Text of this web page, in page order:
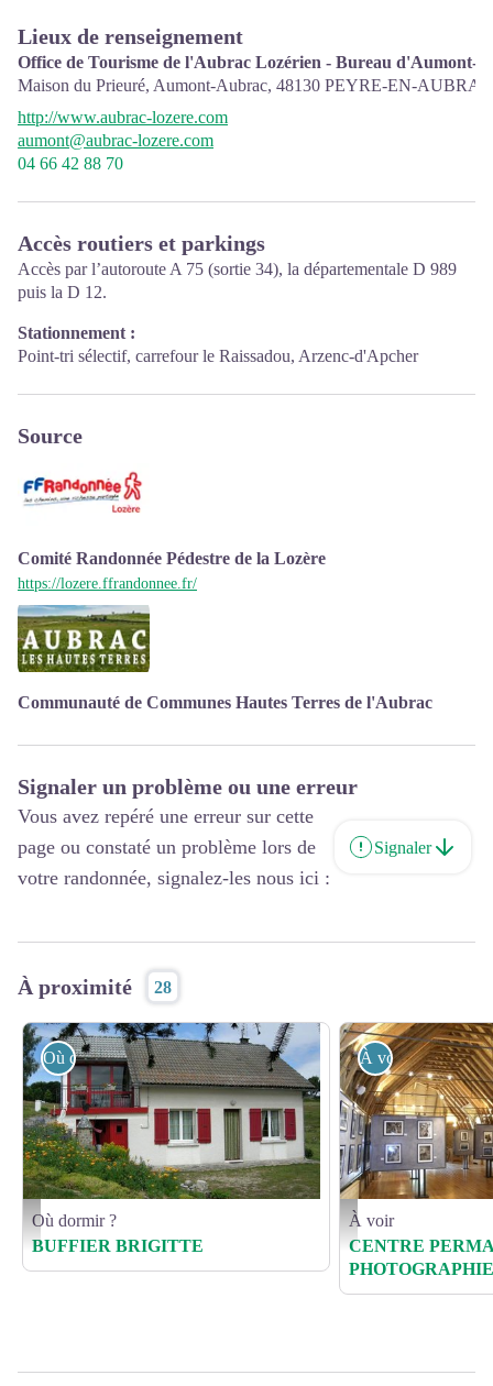
Lieux de renseignement
Office de Tourisme de l'Aubrac Lozérien - Bureau d'Aumont-
Maison du Prieuré, Aumont-Aubrac, 48130 PEYRE-EN-AUBRAC
http://www.aubrac-lozere.com
aumont@aubrac-lozere.com
04 66 42 88 70
Accès routiers et parkings
Accès par l’autoroute A 75 (sortie 34), la départementale D 989
puis la D 12.
Stationnement :
Point-tri sélectif, carrefour le Raissadou, Arzenc-d'Apcher
Source
Comité Randonnée Pédestre de la Lozère
https://lozere.ffrandonnee.fr/
Communauté de Communes Hautes Terres de l'Aubrac
Signaler un problème ou une erreur
Vous avez repéré une erreur sur cette
page ou constaté un problème lors de
votre randonnée, signalez-les nous ici :
Signaler
À proximité 28
HLOLAR0480009491_0 - Buffier
Où dormir ?
Où dormir ?
BUFFIER BRIGITTE
CPPP01 - ©
À voir
À voir
CENTRE
PHOTOGRAPHIE